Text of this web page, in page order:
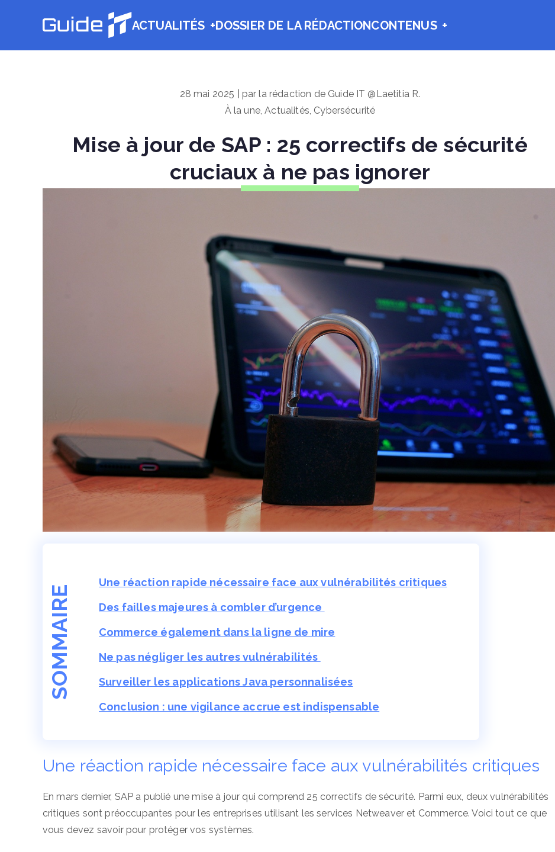
ACTUALITÉS DOSSIER DE LA RÉDACTIONCONTENUS
28 mai 2025 | par la rédaction de Guide IT @Laetitia R.
À la une,Actualités, Cybersécurité
Mise à jour de SAP : 25 correctifs de sécurité
cruciaux à ne pas ignorer
SOMMAIRE
Une réaction rapide nécessaire face aux vulnérabilités critiques
Des failles majeures à combler d’urgence
Commerce également dans la ligne de mire
Ne pas négliger les autres vulnérabilités
Surveiller les applications Java personnalisées
Conclusion : une vigilance accrue est indispensable
Une réaction rapide nécessaire face aux vulnérabilités critiques
En mars dernier, SAP a publié une mise à jour qui comprend 25 correctifs de sécurité. Parmi eux, deux vulnérabilités
critiques sont préoccupantes pour les entreprises utilisant les services Netweaver et Commerce. Voici tout ce que
vous devez savoir pour protéger vos systèmes.